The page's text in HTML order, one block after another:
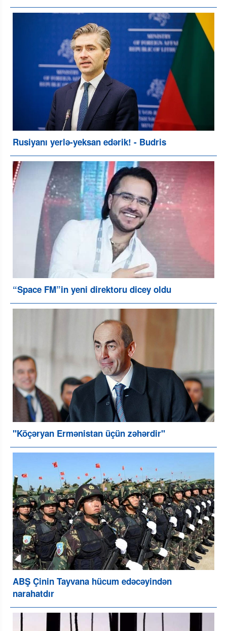
Rusiyanı yerlə-yeksan edərik! - Budris
“Space FM”in yeni direktoru dicey oldu
"Köçəryan Ermənistan üçün zəhərdir"
ABŞ Çinin Tayvana hücum edəcəyindən
narahatdır